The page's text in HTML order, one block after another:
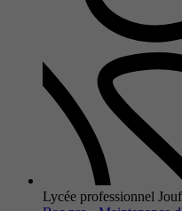
Lycée professionnel